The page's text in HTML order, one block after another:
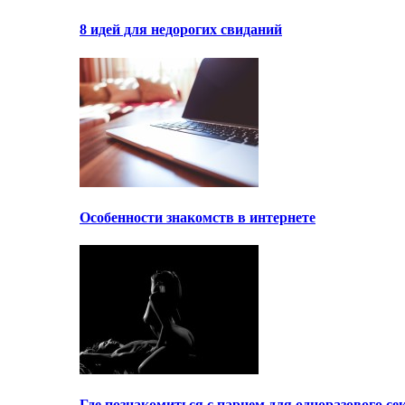
8 идей для недорогих свиданий
Особенности знакомств в интернете